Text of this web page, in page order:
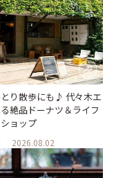
り散歩にも♪ 代々木エ
絶品ドーナツ＆ライフ
ョップ
2026.08.02